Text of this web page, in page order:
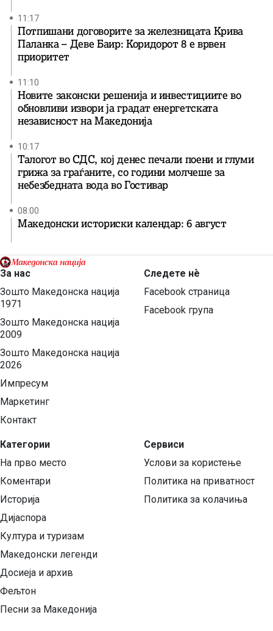
11:17
Потпишани договорите за железницата Крива
Паланка – Деве Баир: Коридорот 8 е врвен
приоритет
11:10
Новите законски решенија и инвестициите во
обновливи извори ја градат енергетската
независност на Македонија
10:17
Талогот во СДС, кој денес печали поени и глуми
грижа за граѓаните, со години молчеше за
небезбедната вода во Гостивар
08:00
Македонски историски календар: 6 август
За нас
Зошто Македонска нација
1971
Зошто Македонска нација
2009
Зошто Македонска нација
2026
Импресум
Маркетинг
Контакт
Категории
На прво место
Коментари
Историја
Дијаспора
Култура и туризам
Македонски легенди
Досиеја и архив
Фељтон
Песни за Македонија
Следете нѐ
Facebook страница
Facebook група
Сервиси
Услови за користење
Политика на приватност
Политика за колачиња